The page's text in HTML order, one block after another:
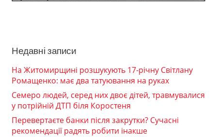
Недавні записи
На Житомирщині розшукують 17-річну Світлану
Ромащенко: має два татуювання на руках
Семеро людей, серед них двоє дітей, травмувалися
у потрійній ДТП біля Коростеня
Перевертаєте банки після закрутки? Сучасні
рекомендації радять робити інакше